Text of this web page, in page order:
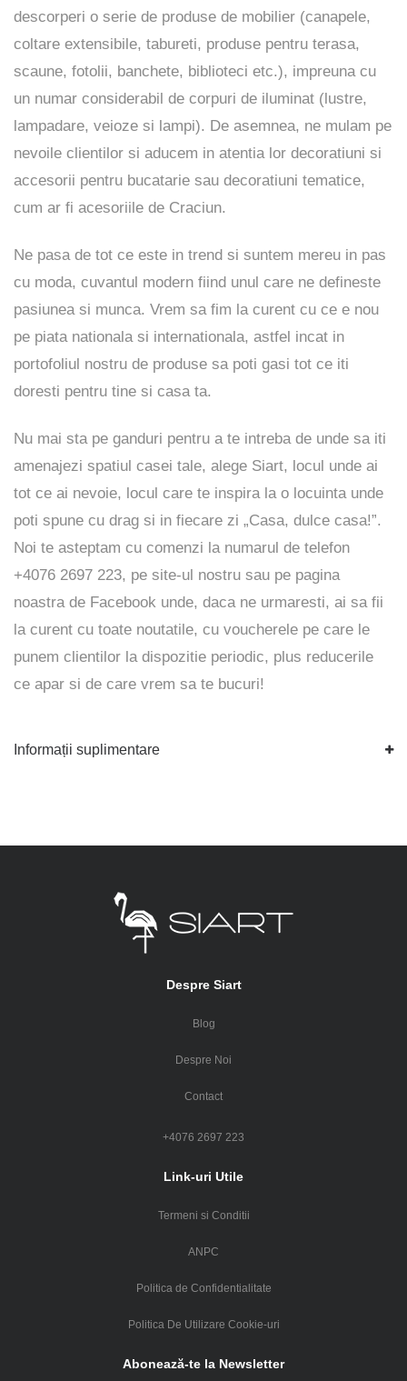
descorperi o serie de produse de mobilier (canapele,
coltare extensibile, tabureti, produse pentru terasa,
scaune, fotolii, banchete, biblioteci etc.), impreuna cu
un numar considerabil de corpuri de iluminat (lustre,
lampadare, veioze si lampi). De asemnea, ne mulam pe
nevoile clientilor si aducem in atentia lor decoratiuni si
accesorii pentru bucatarie sau decoratiuni tematice,
cum ar fi acesoriile de Craciun.
Ne pasa de tot ce este in trend si suntem mereu in pas
cu moda, cuvantul modern fiind unul care ne defineste
pasiunea si munca. Vrem sa fim la curent cu ce e nou
pe piata nationala si internationala, astfel incat in
portofoliul nostru de produse sa poti gasi tot ce iti
doresti pentru tine si casa ta.
Nu mai sta pe ganduri pentru a te intreba de unde sa iti
amenajezi spatiul casei tale, alege Siart, locul unde ai
tot ce ai nevoie, locul care te inspira la o locuinta unde
poti spune cu drag si in fiecare zi „Casa, dulce casa!”.
Noi te asteptam cu comenzi la numarul de telefon
+4076 2697 223, pe site-ul nostru sau pe pagina
noastra de Facebook unde, daca ne urmaresti, ai sa fii
la curent cu toate noutatile, cu voucherele pe care le
punem clientilor la dispozitie periodic, plus reducerile
ce apar si de care vrem sa te bucuri!
Informații suplimentare
Despre Siart
Blog
Despre Noi
Contact
+4076 2697 223
Link-uri Utile
Termeni si Conditii
ANPC
Politica de Confidentialitate
Politica De Utilizare Cookie-uri
Abonează-te la Newsletter